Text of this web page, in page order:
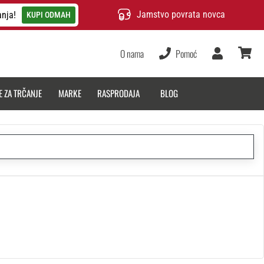
KUPI ODMAH Jamstvo povrata novca
O nama Pomoć
Korisnik
ZA TRČANJE MARKE RASPRODAJA BLOG